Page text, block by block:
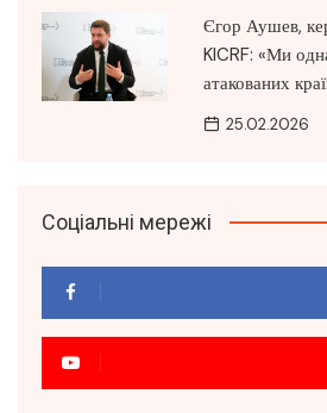
Єгор Аушев,
KICRF: «Ми
атакованих
25.02.2026
Соціальні мережі